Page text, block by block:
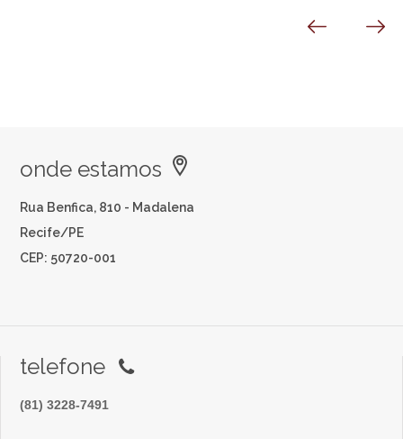
onde estamos
Rua Benfica, 810 - Madalena
Recife/PE
CEP: 50720-001
telefone
(81) 3228-7491